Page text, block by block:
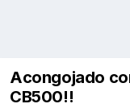
Acongojado
CB500!!